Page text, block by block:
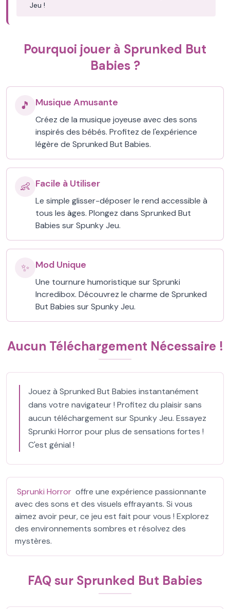
Jeu !
Pourquoi jouer à Sprunked But
Babies ?
🎵 Musique Amusante
Créez de la musique joyeuse avec des sons
inspirés des bébés. Profitez de l'expérience
légère de Sprunked But Babies.
👶 Facile à Utiliser
Le simple glisser-déposer le rend accessible à
tous les âges. Plongez dans Sprunked But
Babies sur Spunky Jeu.
✨ Mod Unique
Une tournure humoristique sur Sprunki
Incredibox. Découvrez le charme de Sprunked
But Babies sur Spunky Jeu.
Aucun Téléchargement Nécessaire !
Jouez à Sprunked But Babies instantanément
dans votre navigateur ! Profitez du plaisir sans
aucun téléchargement sur Spunky Jeu. Essayez
Sprunki Horror pour plus de sensations fortes !
C'est génial !
Sprunki Horror offre une expérience passionnante
avec des sons et des visuels effrayants. Si vous
aimez avoir peur, ce jeu est fait pour vous ! Explorez
des environnements sombres et résolvez des
mystères.
FAQ sur Sprunked But Babies